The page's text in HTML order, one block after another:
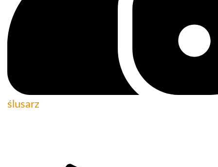
ślusarz